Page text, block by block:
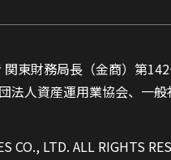
東財務局長（金商）第
法人資産運用業協会、一
CO., LTD. ALL RIGHTS